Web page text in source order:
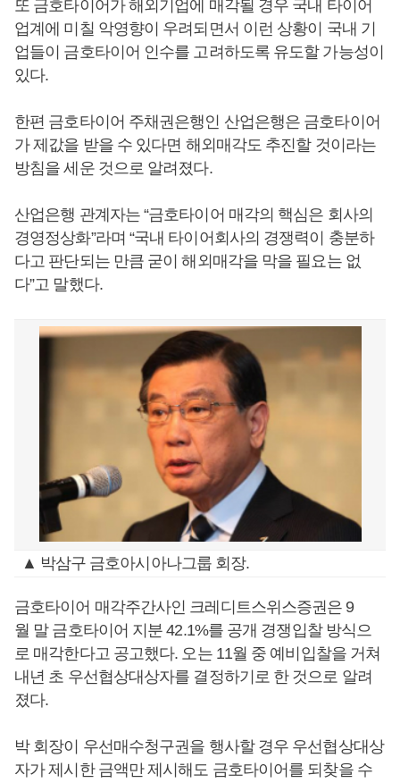
또 금호타이어가 해외기업에 매각될 경우 국내 타이어
업계에 미칠 악영향이 우려되면서 이런 상황이 국내 기
업들이 금호타이어 인수를 고려하도록 유도할 가능성이
있다.
한편 금호타이어 주채권은행인 산업은행은 금호타이어
가 제값을 받을 수 있다면 해외매각도 추진할 것이라는
방침을 세운 것으로 알려졌다.
산업은행 관계자는 “금호타이어 매각의 핵심은 회사의
경영정상화”라며 “국내 타이어회사의 경쟁력이 충분하
다고 판단되는 만큼 굳이 해외매각을 막을 필요는 없
다”고 말했다.
▲ 박삼구 금호아시아나그룹 회장.
금호타이어 매각주간사인 크레디트스위스증권은 9
월 말 금호타이어 지분 42.1%를 공개 경쟁입찰 방식으
로 매각한다고 공고했다. 오는 11월 중 예비입찰을 거쳐
내년 초 우선협상대상자를 결정하기로 한 것으로 알려
졌다.
박 회장이 우선매수청구권을 행사할 경우 우선협상대상
자가 제시한 금액만 제시해도 금호타이어를 되찾을 수